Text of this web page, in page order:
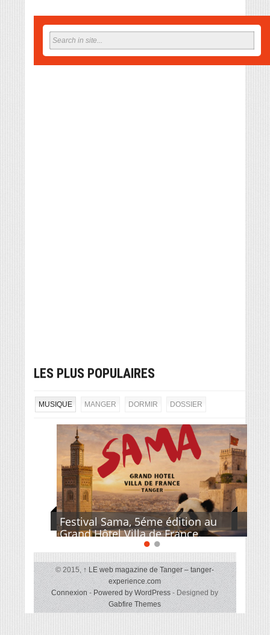
LES PLUS POPULAIRES
MUSIQUE MANGER DORMIR DOSSIER
Festival Sama, 5éme édition au
Grand Hôtel Villa de France.
© 2015,↑ LE web magazine de Tanger – tanger-
experience.com
Connexion-Powered by WordPress- Designed by
Gabfire Themes